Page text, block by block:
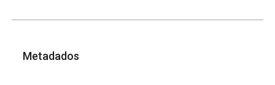
Metadados